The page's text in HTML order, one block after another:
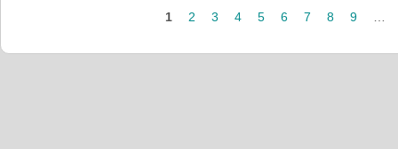
1 2 3 4 5 6 7 8 9 …